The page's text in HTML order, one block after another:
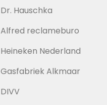
Dr. Hauschka
Alfred reclameburo
Heineken Nederland
Gasfabriek Alkmaar
DIVV